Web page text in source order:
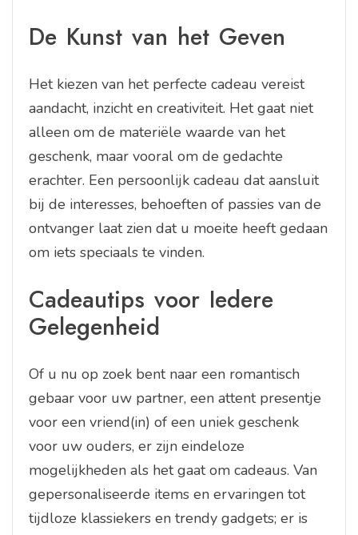
De Kunst van het Geven
Het kiezen van het perfecte cadeau vereist
aandacht, inzicht en creativiteit. Het gaat niet
alleen om de materiële waarde van het
geschenk, maar vooral om de gedachte
erachter. Een persoonlijk cadeau dat aansluit
bij de interesses, behoeften of passies van de
ontvanger laat zien dat u moeite heeft gedaan
om iets speciaals te vinden.
Cadeautips voor Iedere
Gelegenheid
Of u nu op zoek bent naar een romantisch
gebaar voor uw partner, een attent presentje
voor een vriend(in) of een uniek geschenk
voor uw ouders, er zijn eindeloze
mogelijkheden als het gaat om cadeaus. Van
gepersonaliseerde items en ervaringen tot
tijdloze klassiekers en trendy gadgets; er is